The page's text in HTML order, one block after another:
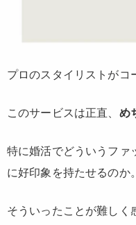
プロのスタイリストがコ
このサービスは正直、 め
特に婚活でどういうファ
に好印象を持たせるのか。
そういったことが難しく